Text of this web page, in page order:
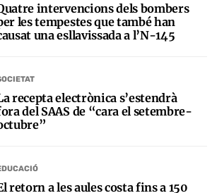
intervencions dels bombers
les tempestes que també han
una esllavissada a l’N-145
recepta electrònica s’estendrà
del SAAS de “cara el setembre-
retorn a les aules costa fins a 150